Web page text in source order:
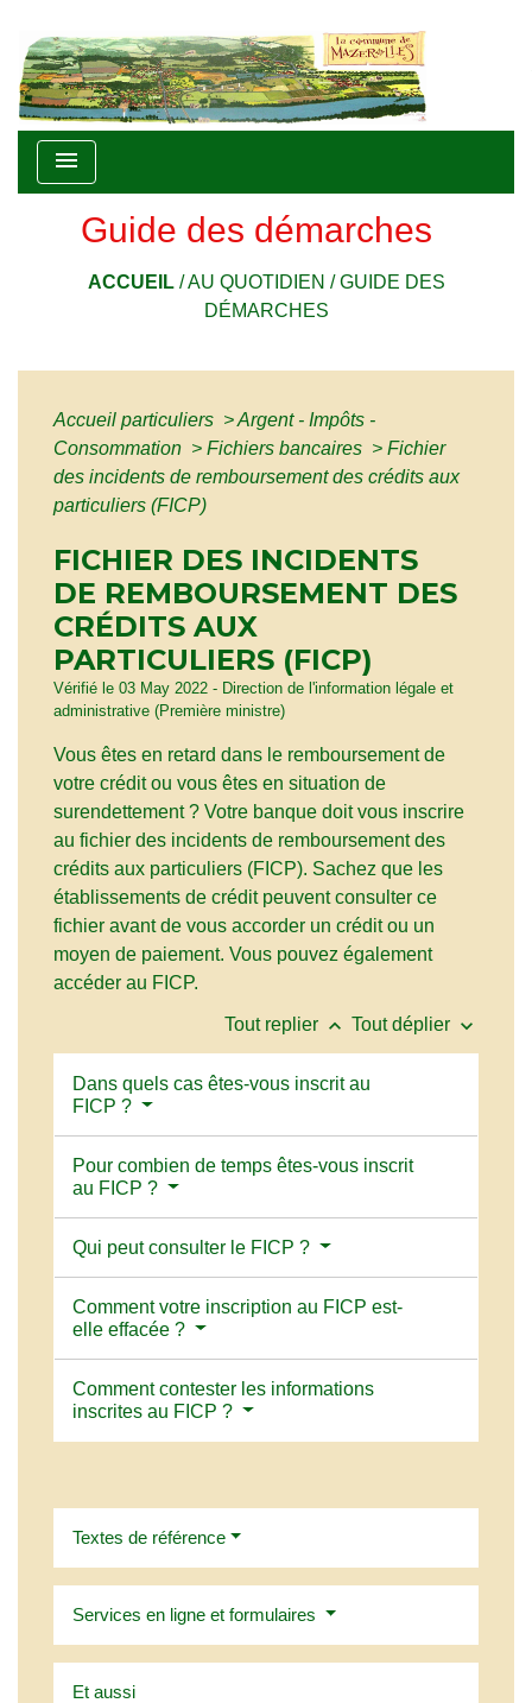
menu
Guide des démarches
ACCUEIL/AU QUOTIDIEN /GUIDE DES
DÉMARCHES
Accueil particuliers >Argent - Impôts -
Consommation > Fichiers bancaires > Fichier
des incidents de remboursement des crédits aux
particuliers (FICP)
FICHIER DES INCIDENTS
DE REMBOURSEMENT DES
CRÉDITS AUX
PARTICULIERS (FICP)
Vérifié le 03 May 2022 - Direction de l'information légale et
administrative (Première ministre)
Vous êtes en retard dans le remboursement de
votre crédit ou vous êtes en situation de
surendettement ? Votre banque doit vous inscrire
au fichier des incidents de remboursement des
crédits aux particuliers (FICP). Sachez que les
établissements de crédit peuvent consulter ce
fichier avant de vous accorder un crédit ou un
moyen de paiement. Vous pouvez également
accéder au FICP.
Tout replier keyboard_arrow_up Tout déplier keyboard_arrow_down
Dans quels cas êtes-vous inscrit au
FICP ?
Pour combien de temps êtes-vous inscrit
au FICP ?
Qui peut consulter le FICP ?
Comment votre inscription au FICP est-
elle effacée ?
Comment contester les informations
inscrites au FICP ?
Textes de référence
Services en ligne et formulaires
Et aussi